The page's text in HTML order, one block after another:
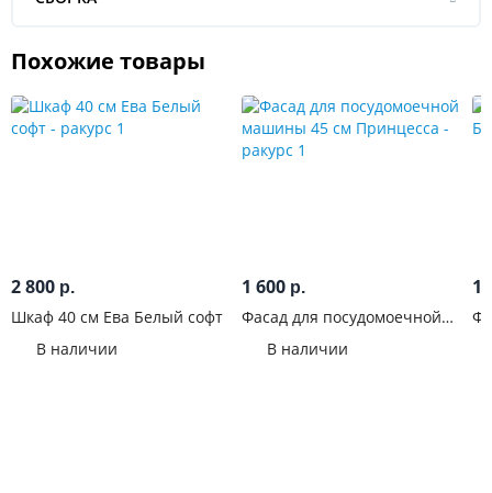
Похожие товары
2 800 р.
Шкаф 40 см Ева Белый софт
В наличии
1 600 р.
Фасад для посудомоечной
В наличии
1